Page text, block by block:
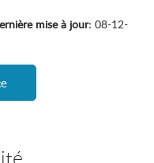
mise à jour: 08-12-